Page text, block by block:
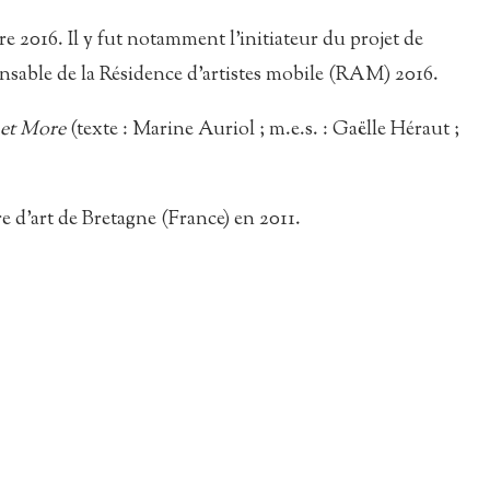
2016. Il y fut notamment l’initiateur du projet de
de la Résidence d’artistes mobile (RAM) 2016.
More(texte : Marine Auriol ; m.e.s. : Gaëlle Héraut ;
de Bretagne (France) en 2011.